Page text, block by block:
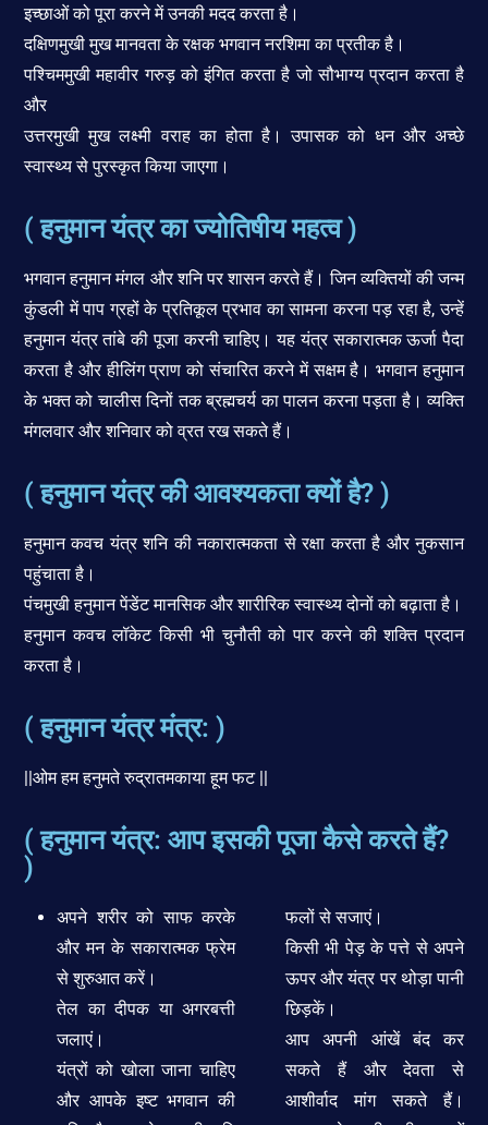
इच्छाओं को पूरा करने में उनकी मदद करता है।
दक्षिणमुखी मुख मानवता के रक्षक भगवान नरशिमा का प्रतीक है।
पश्चिममुखी महावीर गरुड़ को इंगित करता है जो सौभाग्य प्रदान करता है
और
उत्तरमुखी मुख लक्ष्मी वराह का होता है। उपासक को धन और अच्छे
स्वास्थ्य से पुरस्कृत किया जाएगा।
( हनुमान यंत्र का ज्योतिषीय महत्व )
भगवान हनुमान मंगल और शनि पर शासन करते हैं। जिन व्यक्तियों की जन्म
कुंडली में पाप ग्रहों के प्रतिकूल प्रभाव का सामना करना पड़ रहा है, उन्हें
हनुमान यंत्र तांबे की पूजा करनी चाहिए। यह यंत्र सकारात्मक ऊर्जा पैदा
करता है और हीलिंग प्राण को संचारित करने में सक्षम है। भगवान हनुमान
के भक्त को चालीस दिनों तक ब्रह्मचर्य का पालन करना पड़ता है। व्यक्ति
मंगलवार और शनिवार को व्रत रख सकते हैं।
( हनुमान यंत्र की आवश्यकता क्यों है? )
हनुमान कवच यंत्र शनि की नकारात्मकता से रक्षा करता है और नुकसान
पहुंचाता है।
पंचमुखी हनुमान पेंडेंट मानसिक और शारीरिक स्वास्थ्य दोनों को बढ़ाता है।
हनुमान कवच लॉकेट किसी भी चुनौती को पार करने की शक्ति प्रदान
करता है।
( हनुमान यंत्र मंत्र: )
||ओम हम हनुमते रुद्रातमकाया हूम फट ||
( हनुमान यंत्र: आप इसकी पूजा कैसे करते हैं?
)
अपने शरीर को साफ करके
और मन के सकारात्मक फ्रेम
से शुरुआत करें।
तेल का दीपक या अगरबत्ती
जलाएं।
यंत्रों को खोला जाना चाहिए
और आपके इष्ट भगवान की
फलों से सजाएं।
किसी भी पेड़ के पत्ते से अपने
ऊपर और यंत्र पर थोड़ा पानी
छिड़कें।
आप अपनी आंखें बंद कर
सकते हैं और देवता से
आशीर्वाद मांग सकते हैं।